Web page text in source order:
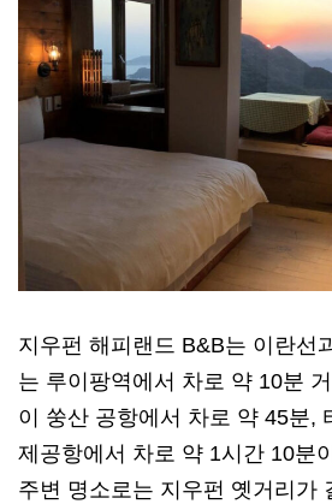
지우펀 해피랜드 B&B는 이란선
는 루이팡역에서 차로 약 10분
이 쑹산 공항에서 차로 약 45분,
제공항에서 차로 약 1시간 10분
주변 명소로는 지우펀 옛거리가